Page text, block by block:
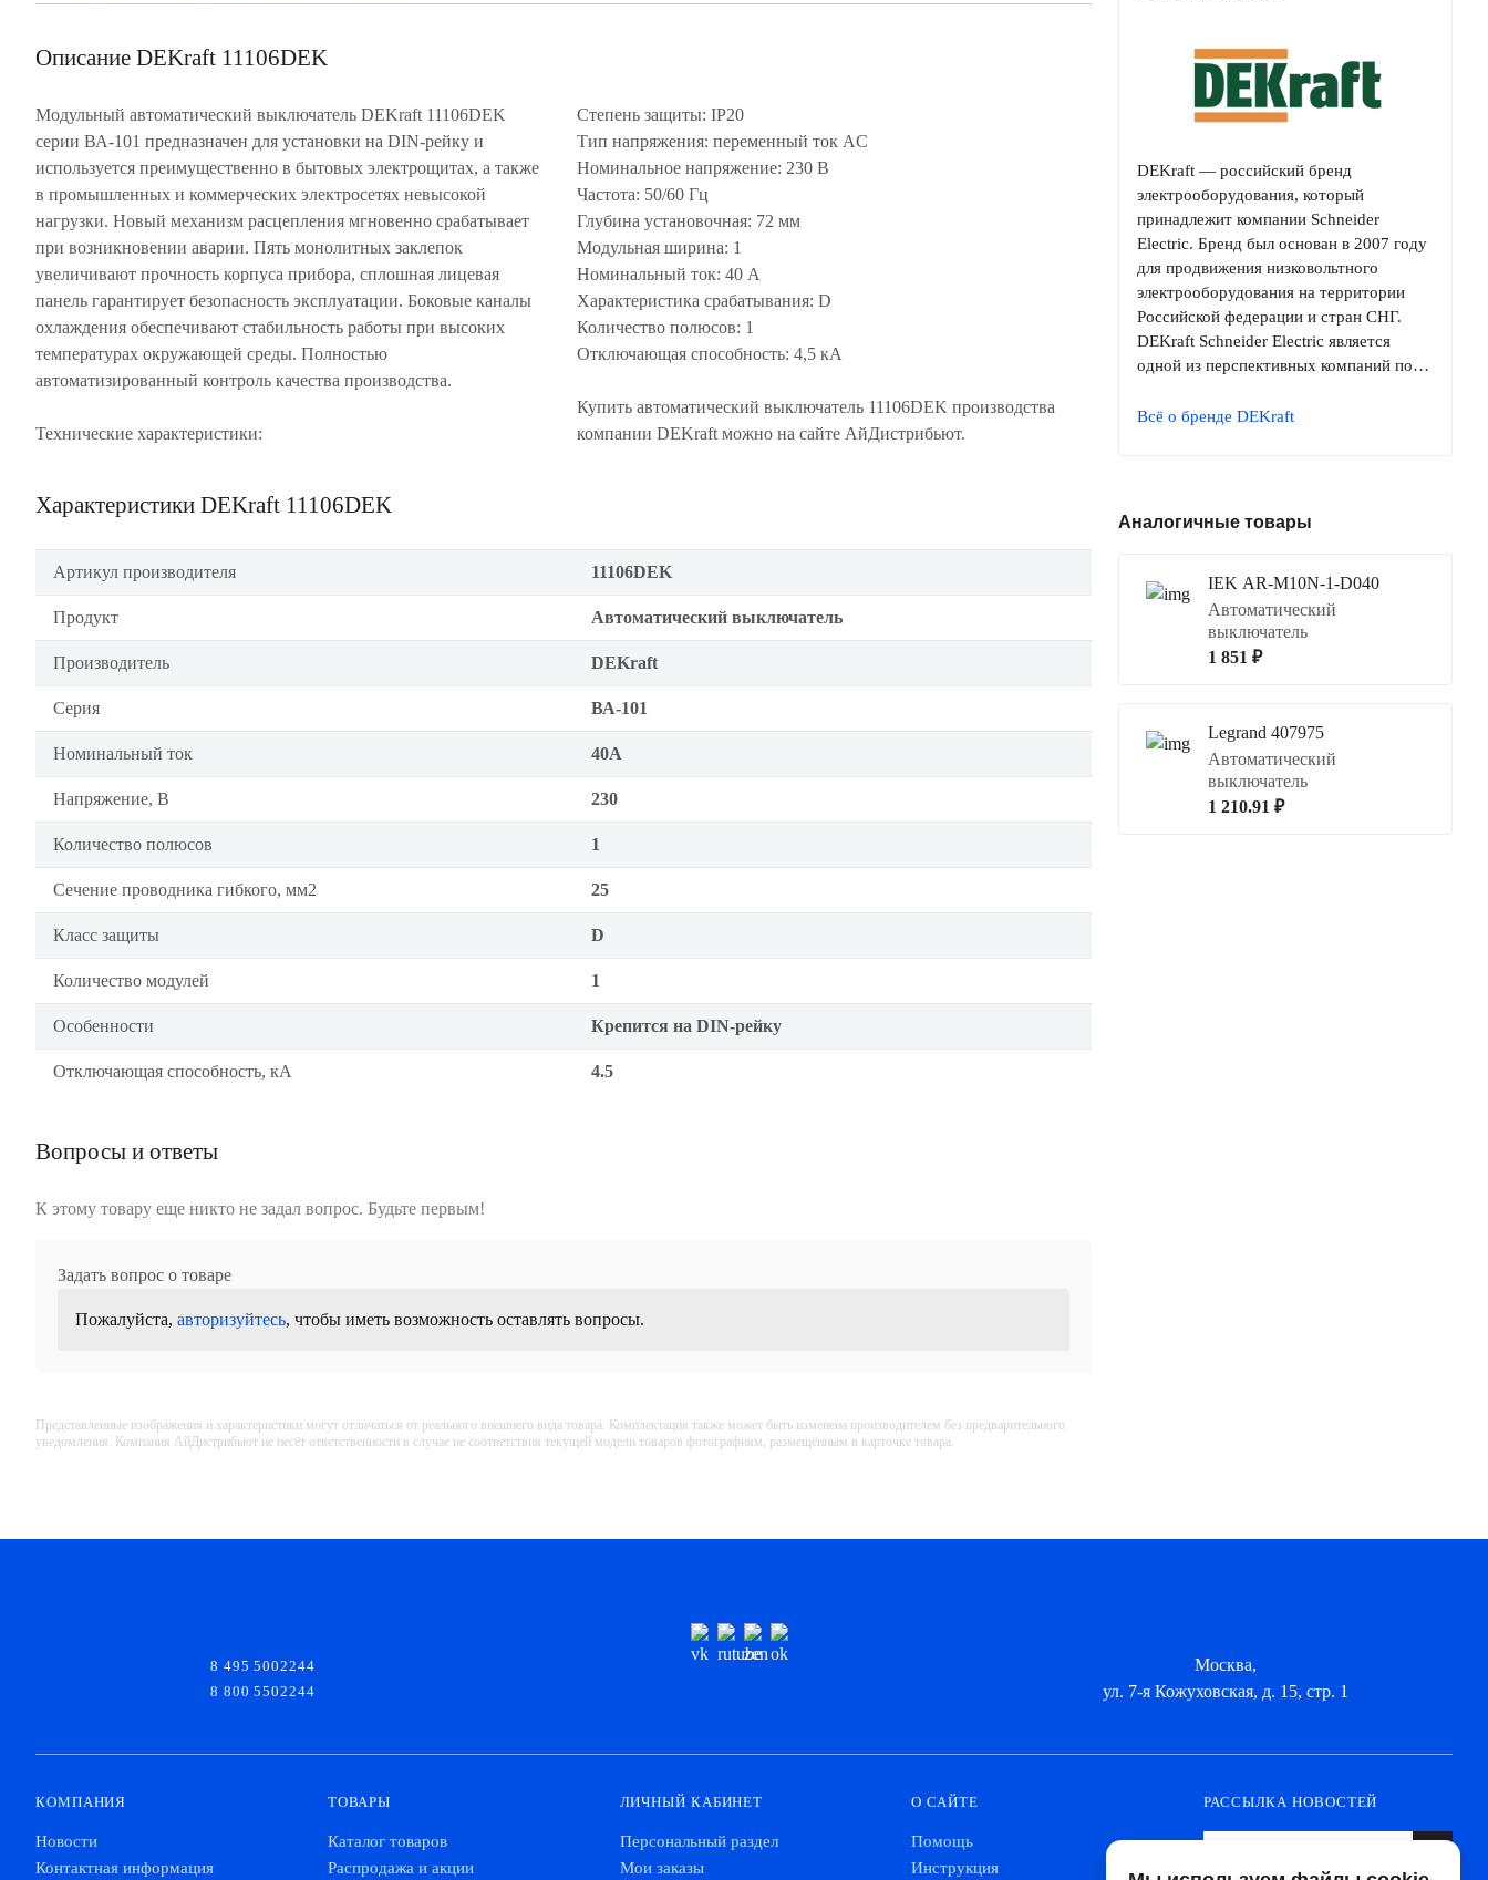
Описание DEKraft 11106DEK
Модульный автоматический выключатель DEKraft 11106DEK
серии ВА-101 предназначен для установки на DIN-рейку и
используется преимущественно в бытовых электрощитах, а также
в промышленных и коммерческих электросетях невысокой
нагрузки. Новый механизм расцепления мгновенно срабатывает
при возникновении аварии. Пять монолитных заклепок
увеличивают прочность корпуса прибора, сплошная лицевая
панель гарантирует безопасность эксплуатации. Боковые каналы
охлаждения обеспечивают стабильность работы при высоких
температурах окружающей среды. Полностью
автоматизированный контроль качества производства.
Технические характеристики:
Степень защиты: IP20
Тип напряжения: переменный ток AC
Номинальное напряжение: 230 В
Частота: 50/60 Гц
Глубина установочная: 72 мм
Модульная ширина: 1
Номинальный ток: 40 А
Характеристика срабатывания: D
Количество полюсов: 1
Отключающая способность: 4,5 кА
Купить автоматический выключатель 11106DEK производства
компании DEKraft можно на сайте АйДистрибьют.
Характеристики DEKraft 11106DEK
Артикул производителя 11106DEK
Продукт Автоматический выключатель
Производитель DEKraft
Серия ВА-101
Номинальный ток 40А
Напряжение, В 230
Количество полюсов 1
Сечение проводника гибкого, мм2 25
Класс защиты D
Количество модулей 1
Особенности Крепится на DIN-рейку
Отключающая способность, кА 4.5
Вопросы и ответы
К этому товару еще никто не задал вопрос. Будьте первым!
Задать вопрос о товаре
Пожалуйста, авторизуйтесь, чтобы иметь возможность оставлять вопросы.
Представленные изображения и характеристики могут отличаться от реального внешнего вида товара. Комплектация также может быть изменена производителем без предварительного
уведомления. Компания АйДистрибьют не несёт ответственности в случае не соответствия текущей модели товаров фотографиям, размещённым в карточке товара.
DEKraft — российский бренд
электрооборудования, который
принадлежит компании Schneider
Electric. Бренд был основан в 2007 году
для продвижения низковольтного
электрооборудования на территории
Российской федерации и стран СНГ.
DEKraft Schneider Electric является
одной из перспективных компаний по…
Всё о бренде DEKraft
Аналогичные товары
IEK AR-M10N-1-D040
Автоматический
выключатель
1 851 ₽
Legrand 407975
Автоматический
выключатель
1 210.91 ₽
8 495 5002244
8 800 5502244
Москва,
ул. 7-я Кожуховская, д. 15, стр. 1
КОМПАНИЯ
Новости
Контактная информация
ТОВАРЫ
Каталог товаров
Распродажа и акции
ЛИЧНЫЙ КАБИНЕТ
Персональный раздел
Мои заказы
О САЙТЕ
Помощь
Инструкция
РАССЫЛКА НОВОСТЕЙ